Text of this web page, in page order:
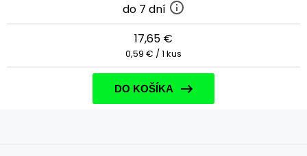
do 7 dní
17,65 €
0,59 € / 1 kus
DO KOŠÍKA